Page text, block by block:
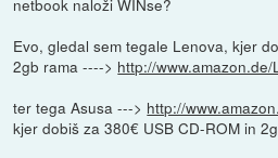
Evo, gledal sem tegale Lenova, kjer
2gb rama ----> http://
ter tega Asusa ---> http://
kjer dobiš za 380€ USB CD-ROM in